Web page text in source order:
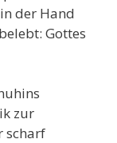
der Hand
Gottes
zur
scharf